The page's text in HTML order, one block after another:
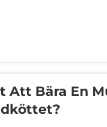
Att Bära En